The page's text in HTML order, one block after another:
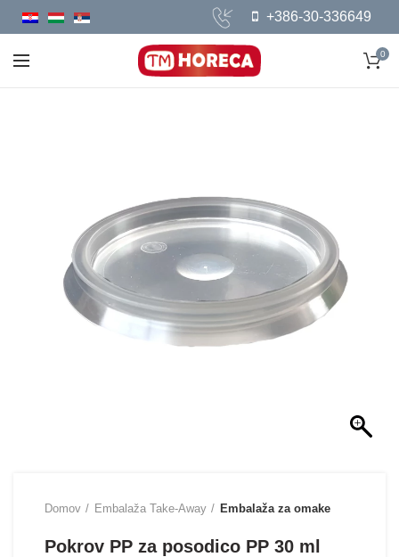
+386-30-336649
0
Domov Embalaža Take-Away Embalaža za omake
Pokrov PP za posodico PP 30 ml